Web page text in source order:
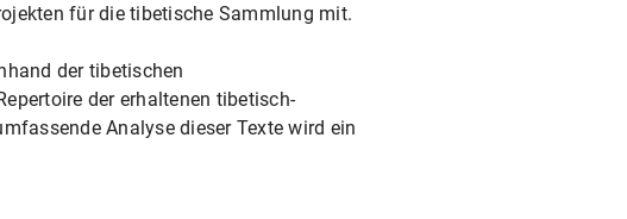
für die tibetische Sammlung mit.
der tibetischen
der erhaltenen tibetisch-
Analyse dieser Texte wird ein